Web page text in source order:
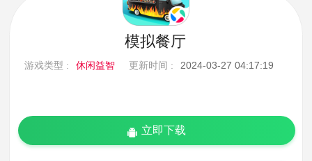
模拟餐厅
游戏类型 : 休闲益智 更新时间 : 2024-03-27 04:17:19
立即下载